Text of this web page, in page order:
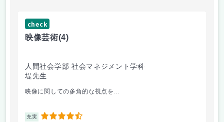
check
映像芸術(4)
人間社会学部 社会マネジメント学科
堤先生
映像に関しての多角的な視点を...
充実 4.5